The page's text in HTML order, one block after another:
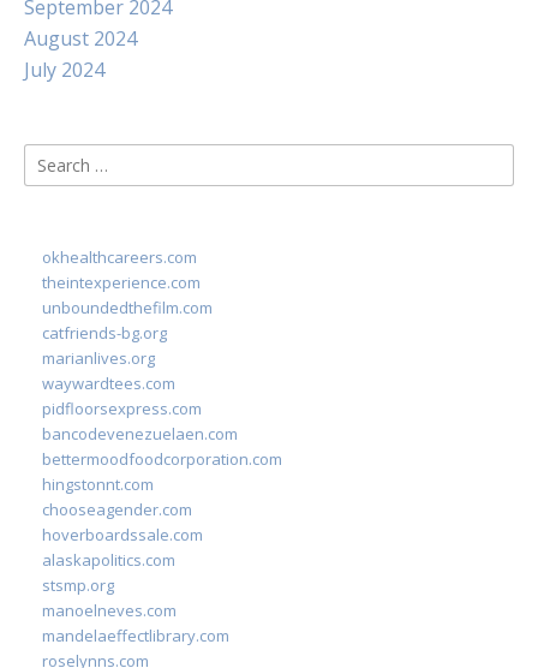
September 2024
August 2024
July 2024
Search
for:
okhealthcareers.com
theintexperience.com
unboundedthefilm.com
catfriends-bg.org
marianlives.org
waywardtees.com
pidfloorsexpress.com
bancodevenezuelaen.com
bettermoodfoodcorporation.com
hingstonnt.com
chooseagender.com
hoverboardssale.com
alaskapolitics.com
stsmp.org
manoelneves.com
mandelaeffectlibrary.com
roselynns.com